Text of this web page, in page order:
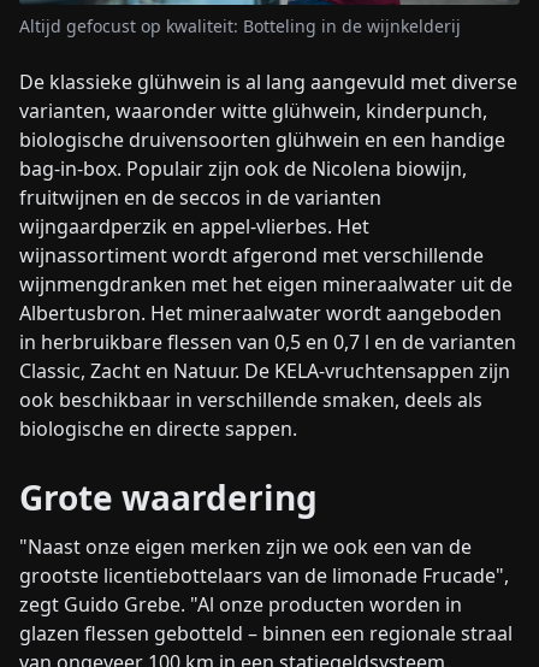
Altijd gefocust op kwaliteit: Botteling in de wijnkelderij
De klassieke glühwein is al lang aangevuld met diverse
varianten, waaronder witte glühwein, kinderpunch,
biologische druivensoorten glühwein en een handige
bag-in-box. Populair zijn ook de Nicolena biowijn,
fruitwijnen en de seccos in de varianten
wijngaardperzik en appel-vlierbes. Het
wijnassortiment wordt afgerond met verschillende
wijnmengdranken met het eigen mineraalwater uit de
Albertusbron. Het mineraalwater wordt aangeboden
in herbruikbare flessen van 0,5 en 0,7 l en de varianten
Classic, Zacht en Natuur. De KELA-vruchtensappen zijn
ook beschikbaar in verschillende smaken, deels als
biologische en directe sappen.
Grote waardering
"Naast onze eigen merken zijn we ook een van de
grootste licentiebottelaars van de limonade Frucade",
zegt Guido Grebe. "Al onze producten worden in
glazen flessen gebotteld – binnen een regionale straal